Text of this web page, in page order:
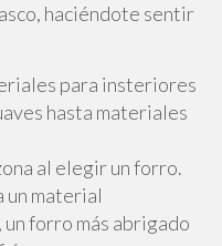
haciéndote sentir
para insteriores
hasta materiales
al elegir un forro.
un material
forro más abrigado